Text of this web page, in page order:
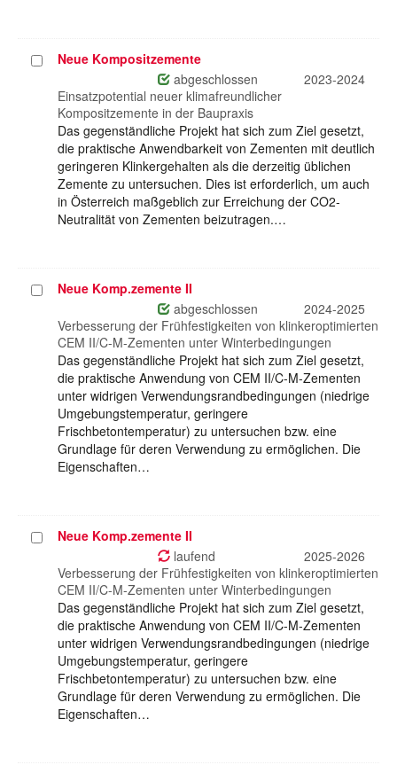
ProjektNeue Kompositzemente
abgeschlossen
2023-2024
Einsatzpotential neuer klimafreundlicher
Kompositzemente in der Baupraxis
Das gegenständliche Projekt hat sich zum Ziel gesetzt,
die praktische Anwendbarkeit von Zementen mit deutlich
geringeren Klinkergehalten als die derzeitig üblichen
Zemente zu untersuchen. Dies ist erforderlich, um auch
in Österreich maßgeblich zur Erreichung der CO2-
Neutralität von Zementen beizutragen.…
ProjektNeue Komp.zemente II
abgeschlossen
2024-2025
Verbesserung der Frühfestigkeiten von klinkeroptimierten
CEM II/C-M-Zementen unter Winterbedingungen
Das gegenständliche Projekt hat sich zum Ziel gesetzt,
die praktische Anwendung von CEM II/C-M-Zementen
unter widrigen Verwendungsrandbedingungen (niedrige
Umgebungstemperatur, geringere
Frischbetontemperatur) zu untersuchen bzw. eine
Grundlage für deren Verwendung zu ermöglichen. Die
Eigenschaften…
ProjektNeue Komp.zemente II
laufend
2025-2026
Verbesserung der Frühfestigkeiten von klinkeroptimierten
CEM II/C-M-Zementen unter Winterbedingungen
Das gegenständliche Projekt hat sich zum Ziel gesetzt,
die praktische Anwendung von CEM II/C-M-Zementen
unter widrigen Verwendungsrandbedingungen (niedrige
Umgebungstemperatur, geringere
Frischbetontemperatur) zu untersuchen bzw. eine
Grundlage für deren Verwendung zu ermöglichen. Die
Eigenschaften…